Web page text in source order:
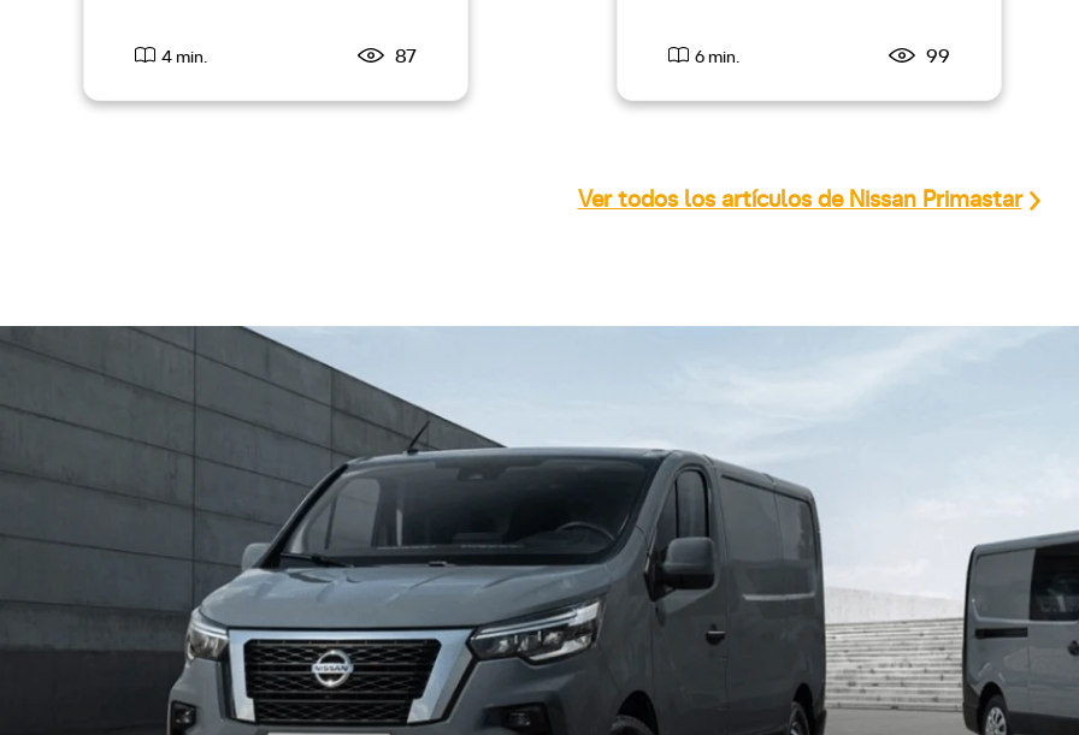
4 min. 87 6 min. 99
Ver todos los artículos de Nissan Primastar